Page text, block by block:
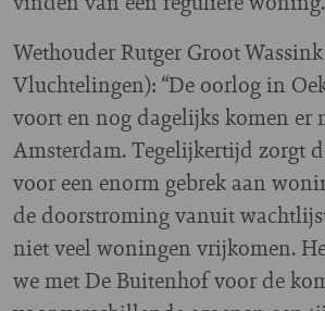
Wethouder Rutger Groot
Vluchtelingen): “De oorlog in
voort en nog dagelijks komen er
Amsterdam. Tegelijkertijd zorgt
voor een enorm gebrek aan
de doorstroming vanuit
niet veel woningen vrijkomen.
we met De Buitenhof voor de